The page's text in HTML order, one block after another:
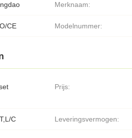
Merknaam:
CE Modelnummer:
Prijs:
C Leveringsvermogen: